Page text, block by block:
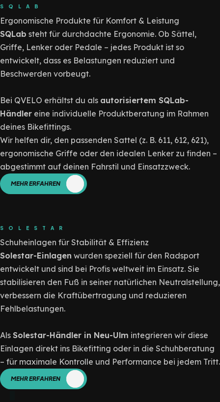
SQLAB
Ergonomische Produkte für Komfort & Leistung
SQLab steht für durchdachte Ergonomie. Ob Sättel,
Griffe, Lenker oder Pedale – jedes Produkt ist so
entwickelt, dass es Belastungen reduziert und
Beschwerden vorbeugt.
Bei QVELO erhältst du als autorisiertem SQLab-
Händler eine individuelle Produktberatung im Rahmen
deines Bikefittings.
Wir helfen dir, den passenden Sattel (z. B. 611, 612, 621),
ergonomische Griffe oder den idealen Lenker zu finden –
abgestimmt auf deinen Fahrstil und Einsatzzweck.
MEHR ERFAHREN
SOLESTAR
Schuheinlagen für Stabilität & Effizienz
Solestar-Einlagen wurden speziell für den Radsport
entwickelt und sind bei Profis weltweit im Einsatz. Sie
stabilisieren den Fuß in seiner natürlichen Neutralstellung,
verbessern die Kraftübertragung und reduzieren
Fehlbelastungen.
Als Solestar-Händler in Neu-Ulm integrieren wir diese
Einlagen direkt ins Bikefitting oder in die Schuhberatung
– für maximale Kontrolle und Performance bei jedem Tritt.
MEHR ERFAHREN